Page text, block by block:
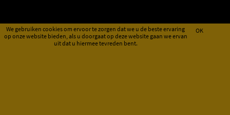
We gebruiken cookies om ervoor te zorgen dat we u de beste ervaring
op onze website bieden, als u doorgaat op deze website gaan we ervan
uit dat u hiermee tevreden bent.
OK